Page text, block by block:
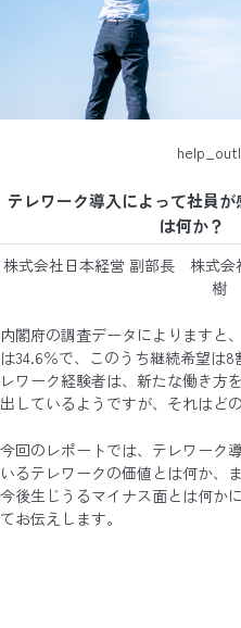
テレワーク導入によって社員
は何か？
株式会社日本経営 副部長 株式会
樹
内閣府の調査データによりますと
は34.6％で、このうち継続希望は
レワーク経験者は、新たな働き方
出しているようですが、それはど
今回のレポートでは、テレワーク
いるテレワークの価値とは何か、
今後生じうるマイナス面とは何か
てお伝えします。